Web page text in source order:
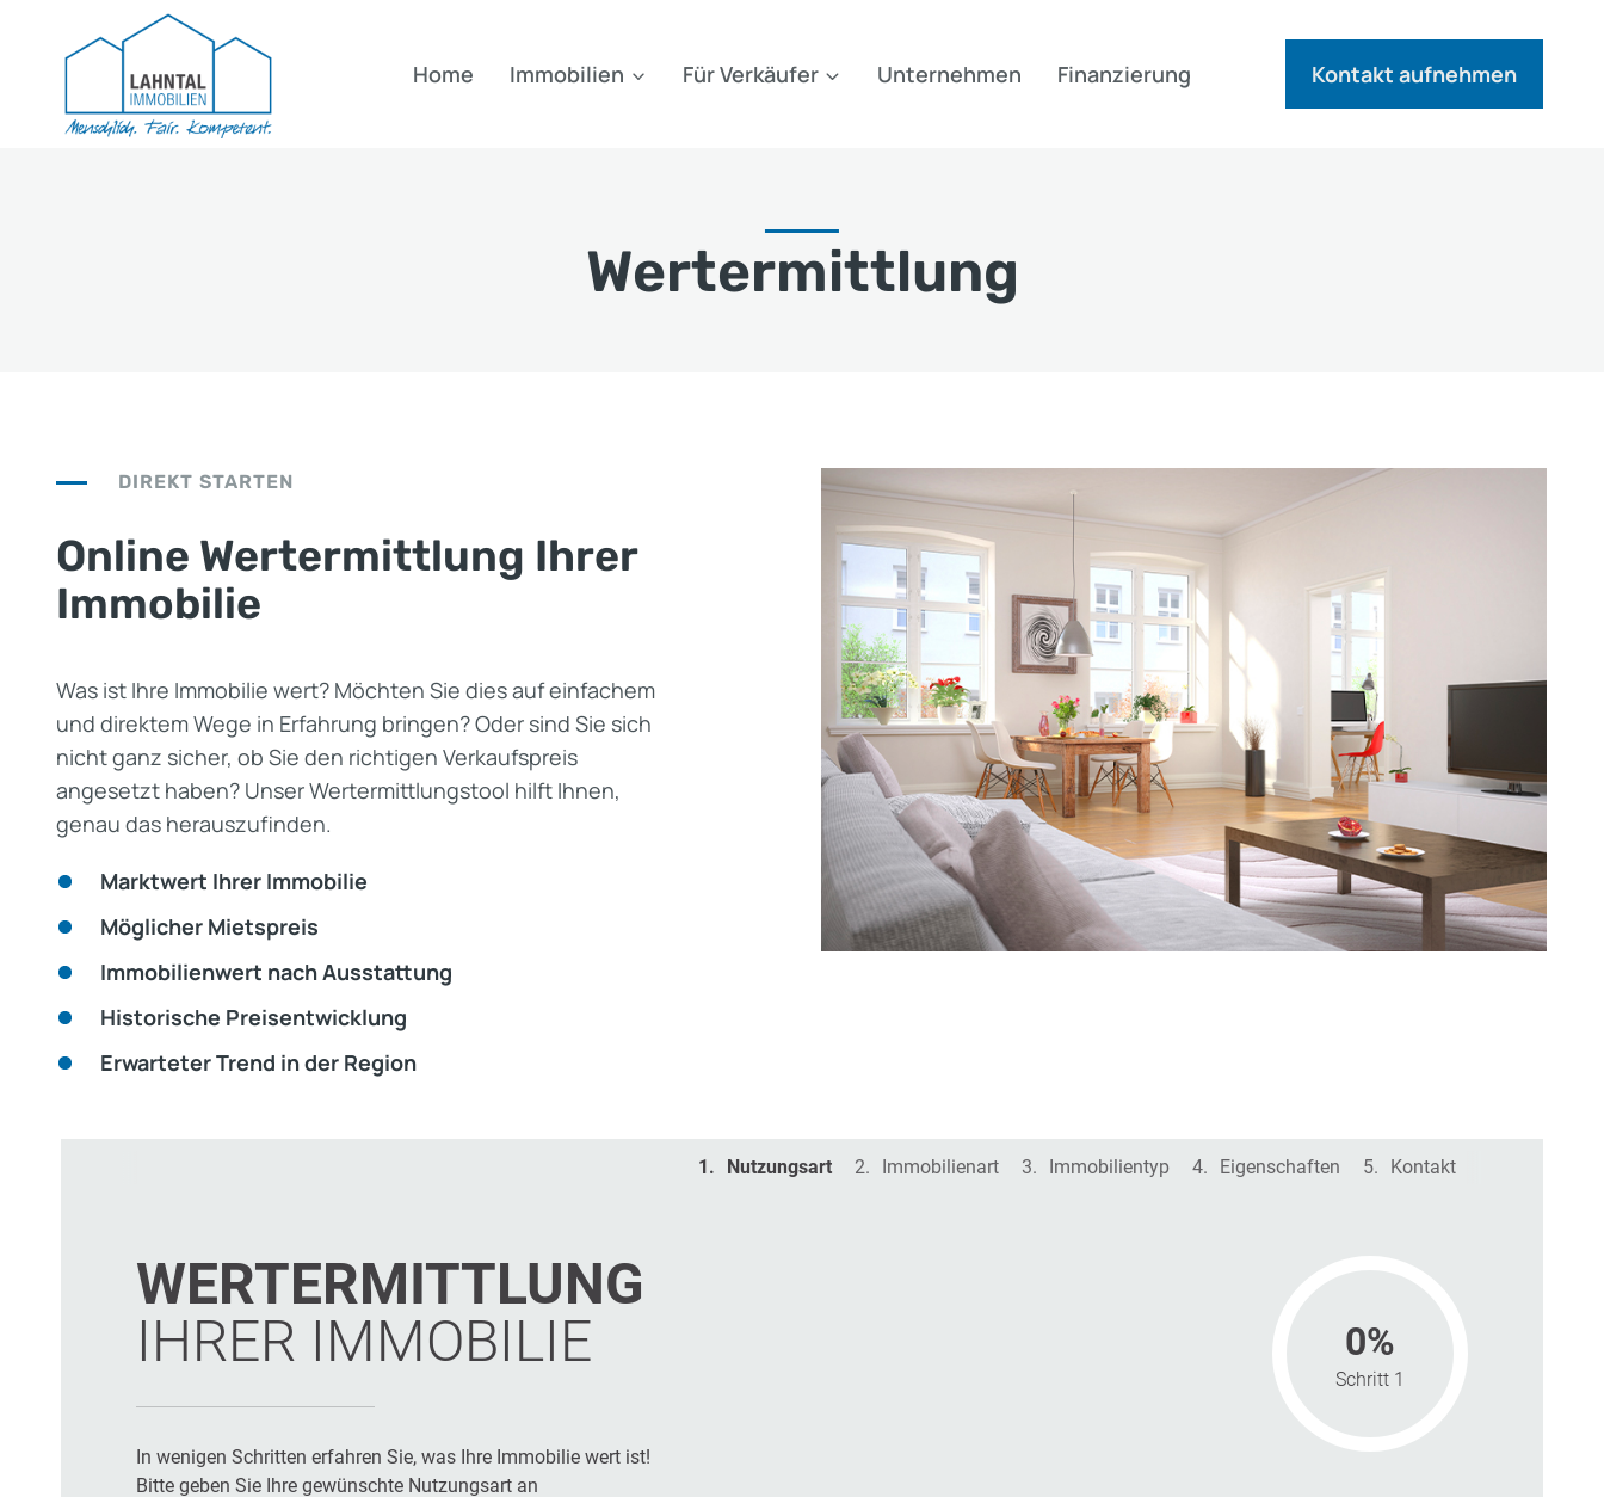
Home Immobilien Für Verkäufer Unternehmen Finanzierung Kontakt aufnehmen
Wertermittlung
DIREKT STARTEN
Online Wertermittlung Ihrer
Immobilie
Was ist Ihre Immobilie wert? Möchten Sie dies auf einfachem
und direktem Wege in Erfahrung bringen? Oder sind Sie sich
nicht ganz sicher, ob Sie den richtigen Verkaufspreis
angesetzt haben? Unser Wertermittlungstool hilft Ihnen,
genau das herauszufinden.
Marktwert Ihrer Immobilie
Möglicher Mietspreis
Immobilienwert nach Ausstattung
Historische Preisentwicklung
Erwarteter Trend in der Region